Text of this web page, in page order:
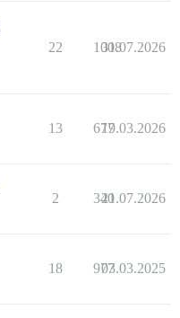
22 1008
31.07.2026
13 677
19.03.2026
2 340
21.07.2026
18 977
03.03.2025